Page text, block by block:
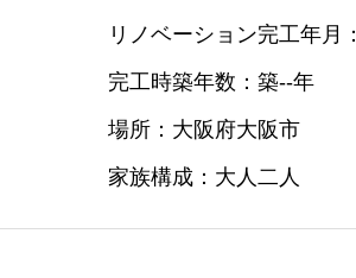
リノベーション完工年月
完工時築年数
築--年
場所
大阪府大阪市
家族構成
大人二人